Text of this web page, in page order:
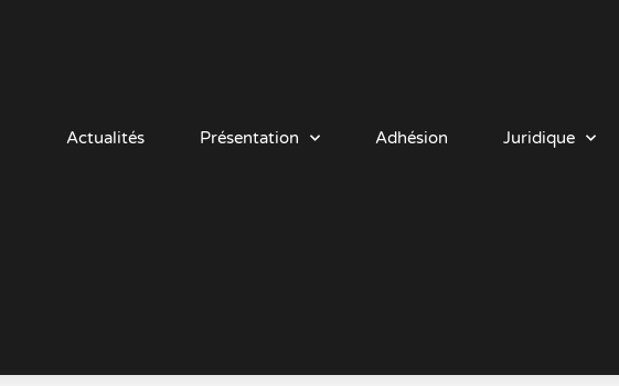
Actualités Présentation Adhésion Juridique